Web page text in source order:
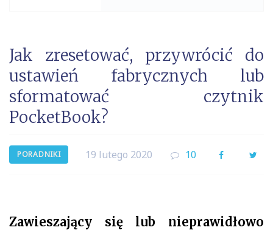
Jak zresetować, przywrócić do
ustawień fabrycznych lub
sformatować czytnik
PocketBook?
PORADNIKI 19 lutego 2020 10 Facebook
Zawieszający się lub nieprawidłowo